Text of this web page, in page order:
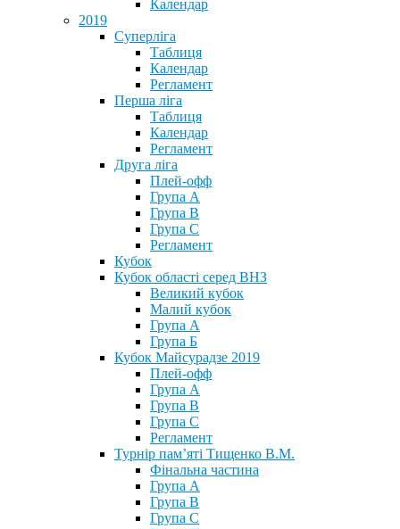
Календар
2019
Суперліга
Таблиця
Календар
Регламент
Перша ліга
Таблиця
Календар
Регламент
Друга ліга
Плей-офф
Група А
Група В
Група С
Регламент
Кубок
Кубок області серед ВНЗ
Великий кубок
Малий кубок
Група А
Група Б
Кубок Майсурадзе 2019
Плей-офф
Група А
Група В
Група С
Регламент
Турнір пам’яті Тищенко В.М.
Фінальна частина
Група А
Група В
Група С